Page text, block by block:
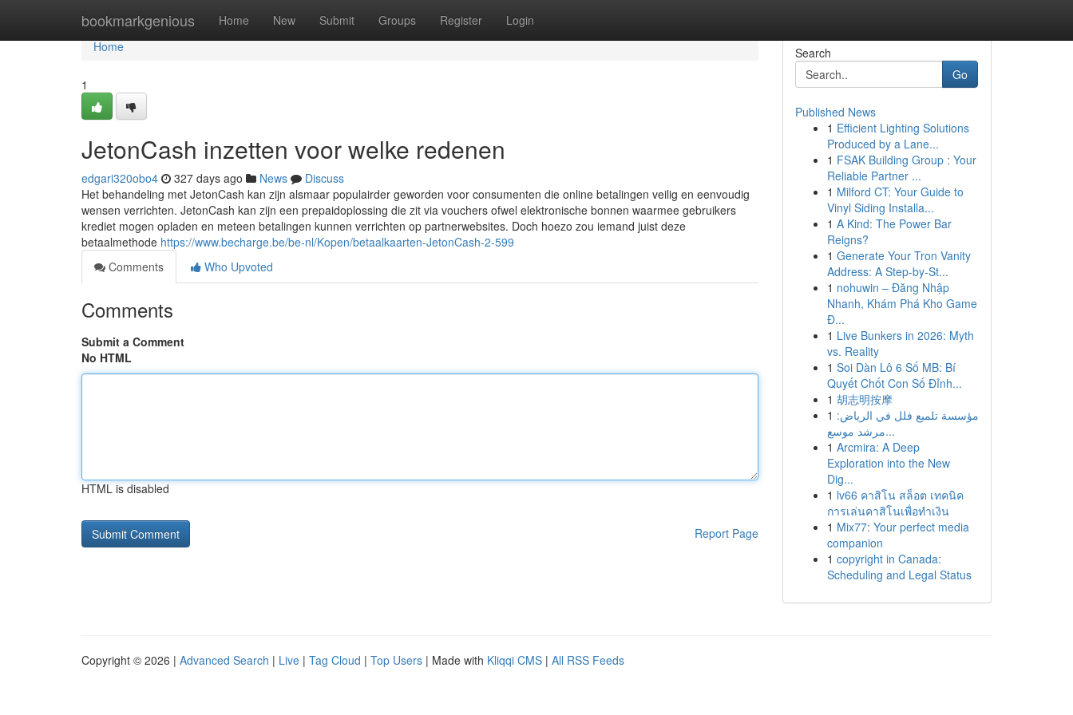
bookmarkgenious Home New Submit Groups Register Login
Home
Home
1
JetonCash inzetten voor welke redenen
edgari320obo4 327 days ago News
Discuss
Het behandeling met JetonCash kan zijn alsmaar populairder geworden voor consumenten die online betalingen veilig en eenvoudig
wensen verrichten. JetonCash kan zijn een prepaidoplossing die zit via vouchers ofwel elektronische bonnen waarmee gebruikers
krediet mogen opladen en meteen betalingen kunnen verrichten op partnerwebsites. Doch hoezo zou iemand juist deze
betaalmethode https://www.becharge.be/be-nl/Kopen/betaalkaarten-JetonCash-2-599
Comments
Who Upvoted
Comments
Submit a Comment
No HTML
HTML is disabled
Report Page
Search
Go
Published News
1 Efficient Lighting Solutions
Produced by a Lane...
1 FSAK Building Group : Your
Reliable Partner ...
1 Milford CT: Your Guide to
Vinyl Siding Installa...
1 A Kind: The Power Bar
Reigns?
1 Generate Your Tron Vanity
Address: A Step-by-St...
1 nohuwin – Đăng Nhập
Nhanh, Khám Phá Kho Game
Đ...
1 Live Bunkers in 2026: Myth
vs. Reality
1 Soi Dàn Lô 6 Số MB: Bí
Quyết Chốt Con Số Đỉnh...
1 胡志明按摩
1 مؤسسة تلميع فلل في الرياض:
مرشد موسع...
1 Arcmira: A Deep
Exploration into the New
Dig...
1 lv66 คาสิโน สล็อต เทคนิค
การเล่นคาสิโนเพื่อทำเงิน
1 Mix77: Your perfect media
companion
1 copyright in Canada:
Scheduling and Legal Status
Copyright © 2026 | Advanced Search | Live | Tag Cloud | Top Users | Made with Kliqqi CMS | All RSS Feeds